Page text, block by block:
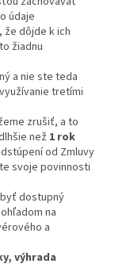
údaje
dôjde k ich
žiadnu
a nie ste teda
tretími
zrušiť, a to
než 1 rok
od Zmluvy
svoje povinnosti
dostupný
na
a
, výhrada